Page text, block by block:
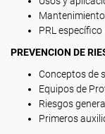
Mantenimiento
PRL específico
PREVENCION DE
Conceptos de
Equipos de
Riesgos
Primeros